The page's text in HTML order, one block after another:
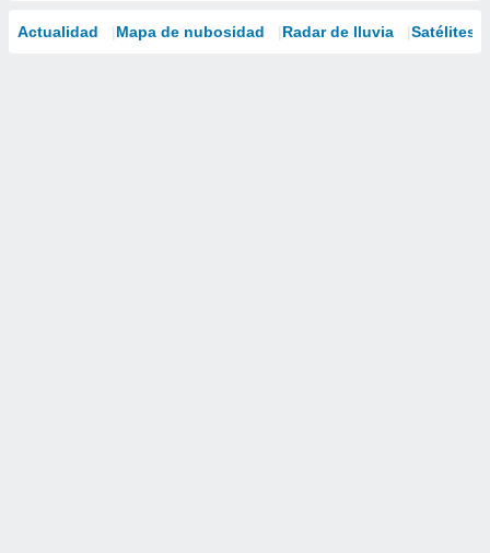
Actualidad Mapa de nubosidad Radar de lluvia Satélites